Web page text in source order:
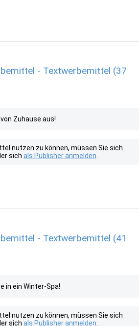
- Textwerbemittel (37
Zuhause aus!
nutzen zu können, müssen Sie sich
sich als Publisher anmelden
- Textwerbemittel (41
in ein Winter-Spa!
nutzen zu können, müssen Sie sich
sich als Publisher anmelden